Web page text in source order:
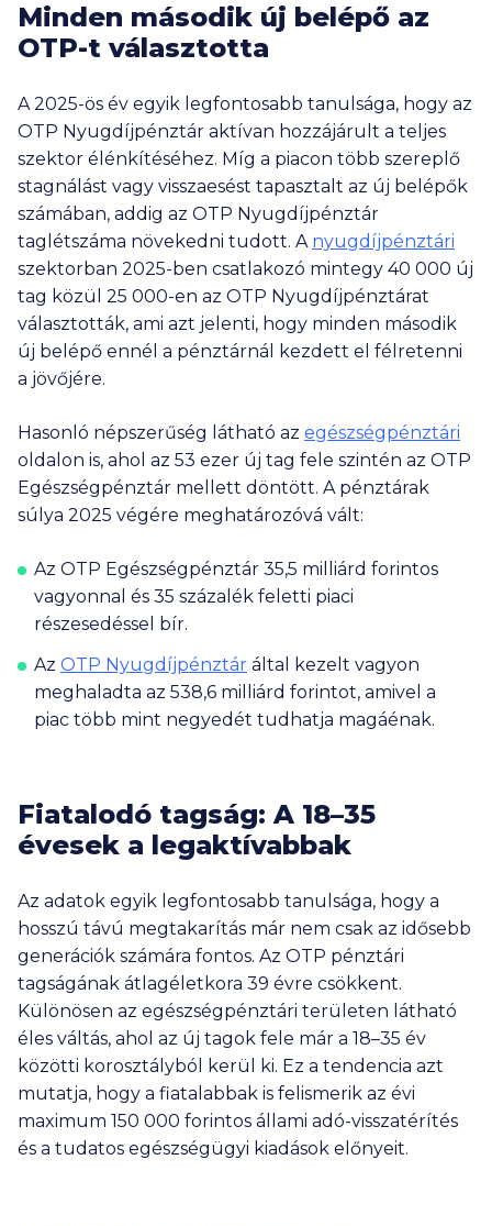
Minden második új belépő az
OTP-t választotta
A 2025-ös év egyik legfontosabb tanulsága, hogy az
OTP Nyugdíjpénztár aktívan hozzájárult a teljes
szektor élénkítéséhez. Míg a piacon több szereplő
stagnálást vagy visszaesést tapasztalt az új belépők
számában, addig az OTP Nyugdíjpénztár
taglétszáma növekedni tudott. A nyugdíjpénztári
szektorban 2025-ben csatlakozó mintegy 40 000 új
tag közül 25 000-en az OTP Nyugdíjpénztárat
választották, ami azt jelenti, hogy minden második
új belépő ennél a pénztárnál kezdett el félretenni
a jövőjére.
Hasonló népszerűség látható az egészségpénztári
oldalon is, ahol az 53 ezer új tag fele szintén az OTP
Egészségpénztár mellett döntött. A pénztárak
súlya 2025 végére meghatározóvá vált:
Az OTP Egészségpénztár 35,5 milliárd forintos
vagyonnal és 35 százalék feletti piaci
részesedéssel bír.
Az OTP Nyugdíjpénztár által kezelt vagyon
meghaladta az 538,6 milliárd forintot, amivel a
piac több mint negyedét tudhatja magáénak.
Fiatalodó tagság: A 18–35
évesek a legaktívabbak
Az adatok egyik legfontosabb tanulsága, hogy a
hosszú távú megtakarítás már nem csak az idősebb
generációk számára fontos. Az OTP pénztári
tagságának átlagéletkora 39 évre csökkent.
Különösen az egészségpénztári területen látható
éles váltás, ahol az új tagok fele már a 18–35 év
közötti korosztályból kerül ki. Ez a tendencia azt
mutatja, hogy a fiatalabbak is felismerik az évi
maximum 150 000 forintos állami adó-visszatérítés
és a tudatos egészségügyi kiadások előnyeit.